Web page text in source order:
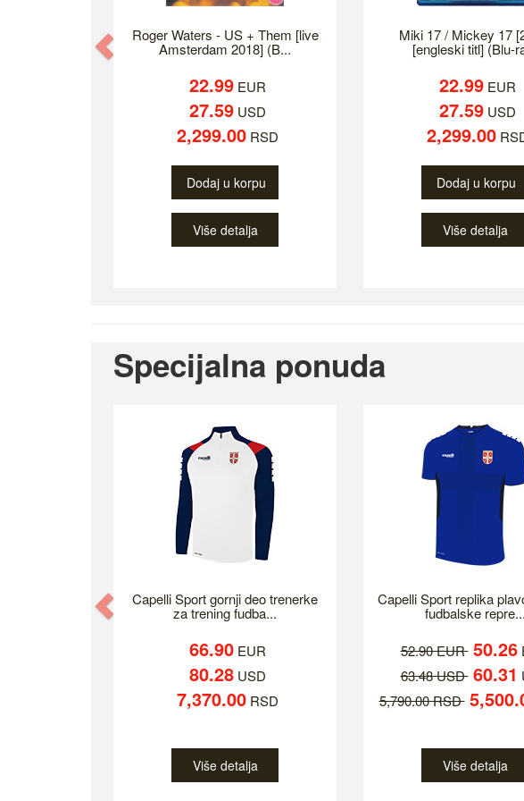
Roger Waters - US + Them [live
Amsterdam 2018] (B...
22.99EUR
27.59USD
2,299.00RSD
Dodaj u korpu
Više detalja
Miki 17 / Mickey 17
[engleski titl] (Blu-
22.99EUR
27.59USD
2,299.00
Dodaj u korpu
Više detalja
Previous
Specijalna ponuda
Capelli Sport gornji deo trenerke
za trening fudba...
66.90EUR
80.28USD
7,370.00RSD
Više detalja
Capelli Sport replika
fudbalske repre...
52.90 EUR 50.26
63.48 USD 60.31
5,790.00 RSD
Više detalja
Previous